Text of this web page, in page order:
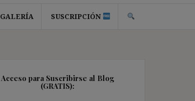
GALERÍA SUSCRIPCIÓN
Acceso para Suscribirse al Blog
(GRATIS):